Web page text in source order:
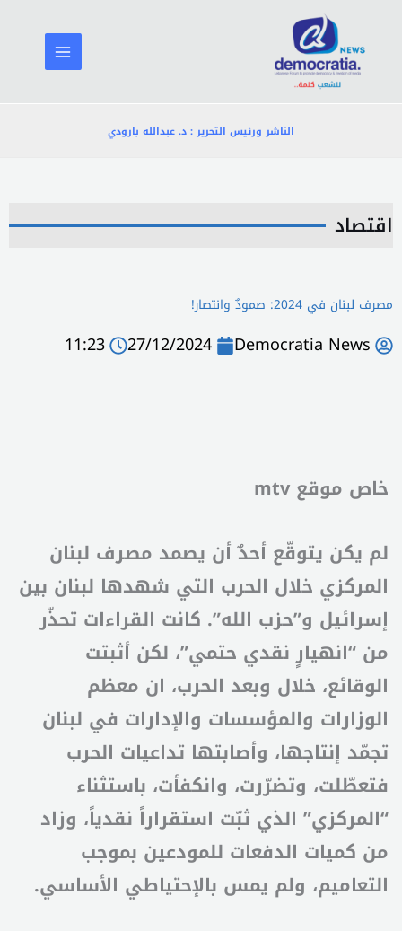
المحتوى
الناشر ورئيس التحرير : د. عبدالله بارودي
اقتصاد
مصرف لبنان في 2024: صمودٌ وانتصار!
Democratia News
27/12/2024
11:23
خاص موقع mtv
لم يكن يتوقّع أحدٌ أن يصمد مصرف لبنان
المركزي خلال الحرب التي شهدها لبنان بين
إسرائيل و”حزب الله”. كانت القراءات تحذّر
من “انهيارٍ نقدي حتمي”، لكن أثبتت
الوقائع، خلال وبعد الحرب، ان معظم
الوزارات والمؤسسات والإدارات في لبنان
تجمّد إنتاجها، وأصابتها تداعيات الحرب
فتعطّلت، وتضرّرت، وانكفأت، باستثناء
“المركزي” الذي ثبّت استقراراً نقدياً، وزاد
من كميات الدفعات للمودعين بموجب
التعاميم، ولم يمس بالإحتياطي الأساسي.